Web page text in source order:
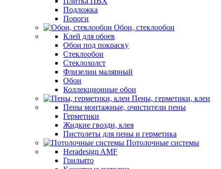
Подложка
Пороги
Обои, стеклообои
Клей для обоев
Обои под покраску
Стеклообои
Стеклохолст
Флизелин малярный
Обои
Коллекционные обои
Пены, герметики, клеи
Пены монтажные, очистители пены
Герметики
Жидкие гвозди, клея
Пистолеты для пены и герметика
Потолочные системы
Heradesign AMF
Грильято